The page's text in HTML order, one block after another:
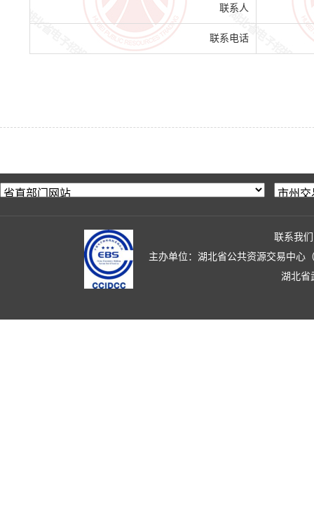
联系人
联系电话
联系我们
主办单位：湖北省公共资源交易中心
湖北省